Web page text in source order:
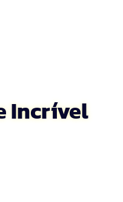
Incrível